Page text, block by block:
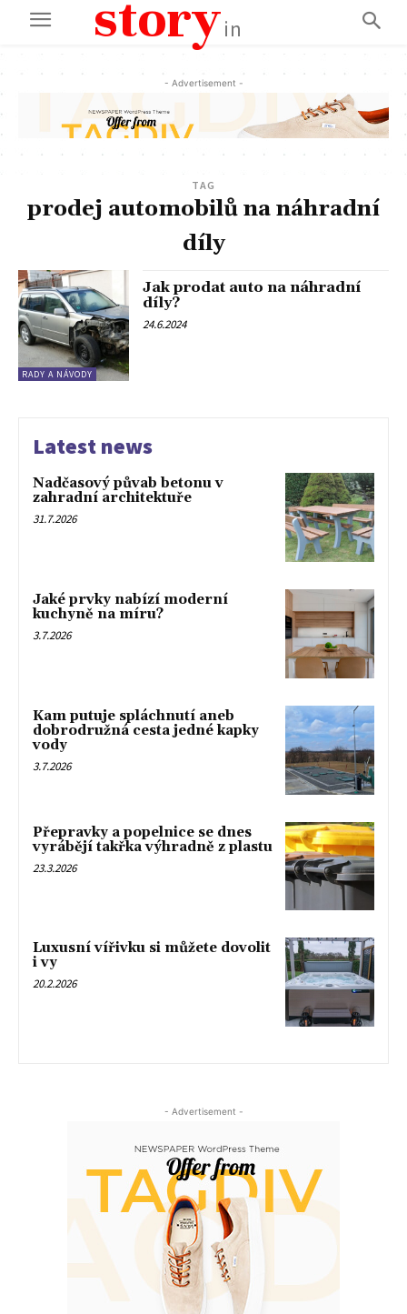
storyin
- Advertisement -
TAG
prodej automobilů na náhradní
díly
RADY A NÁVODY
Jak prodat auto na náhradní
díly?
24.6.2024
Latest news
Nadčasový půvab betonu v
zahradní architektuře
31.7.2026
Jaké prvky nabízí moderní
kuchyně na míru?
3.7.2026
Kam putuje spláchnutí aneb
dobrodružná cesta jedné kapky
vody
3.7.2026
Přepravky a popelnice se dnes
vyrábějí takřka výhradně z plastu
23.3.2026
Luxusní vířivku si můžete dovolit
i vy
20.2.2026
- Advertisement -